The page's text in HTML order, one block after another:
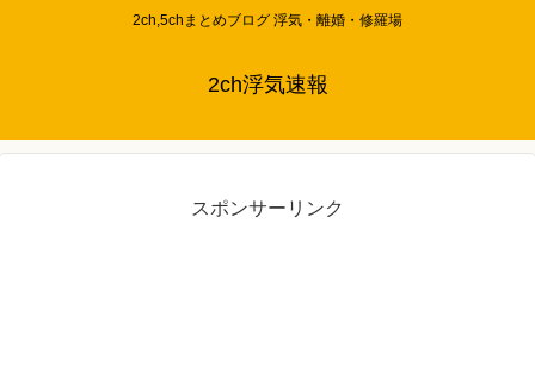
2ch,5chまとめブログ 浮気・離婚・修羅場
2ch浮気速報
スポンサーリンク